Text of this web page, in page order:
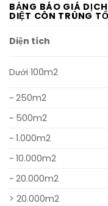
BẢNG BÁO GIÁ
DIỆT CÔN TRÙNG
Diện tích
Dưới 100m2
~ 250m2
~ 500m2
~ 1.000m2
~ 10.000m2
~ 20.000m2
> 20.000m2